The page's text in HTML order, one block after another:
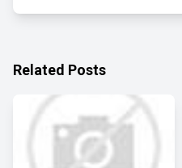
Related Posts